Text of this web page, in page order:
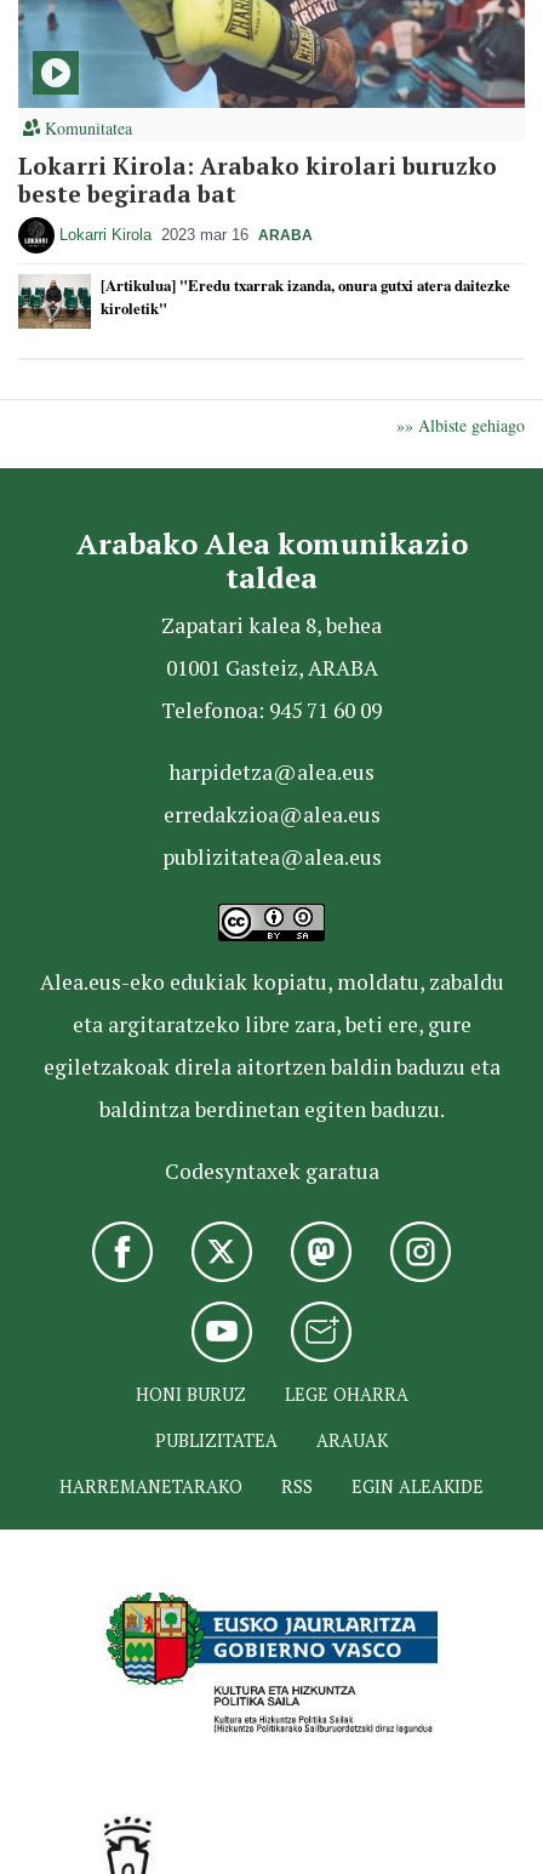
Komunitatea
Lokarri Kirola: Arabako kirolari buruzko
beste begirada bat
Lokarri Kirola 2023 mar 16 ARABA
[Artikulua] "Eredu txarrak izanda, onura gutxi atera daitezke
kiroletik"
»» Albiste gehiago
Arabako Alea komunikazio
taldea
Zapatari kalea 8, behea
01001 Gasteiz, ARABA
Telefonoa: 945 71 60 09
harpidetza@alea.eus
erredakzioa@alea.eus
publizitatea@alea.eus
Alea.eus-eko edukiak kopiatu, moldatu, zabaldu
eta argitaratzeko libre zara, beti ere, gure
egiletzakoak direla aitortzen baldin baduzu eta
baldintza berdinetan egiten baduzu.
Codesyntaxek garatua
HONI BURUZ
LEGE OHARRA
PUBLIZITATEA
ARAUAK
HARREMANETARAKO
RSS EGIN ALEAKIDE